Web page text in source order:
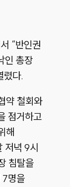
“반인권
인 총장
렸다.
약 철회와
점거하고
해
저녁 9시
침탈을
7명을